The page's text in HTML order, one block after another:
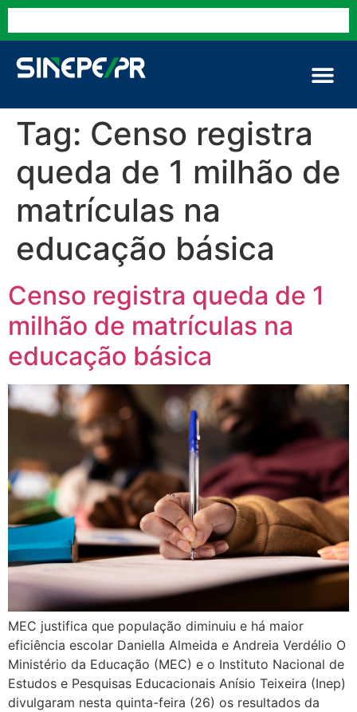
Tag: Censo registra
queda de 1 milhão de
matrículas na
educação básica
Censo registra queda de 1
milhão de matrículas na
educação básica
MEC justifica que população diminuiu e há maior
eficiência escolar Daniella Almeida e Andreia Verdélio O
Ministério da Educação (MEC) e o Instituto Nacional de
Estudos e Pesquisas Educacionais Anísio Teixeira (Inep)
divulgaram nesta quinta-feira (26) os resultados da